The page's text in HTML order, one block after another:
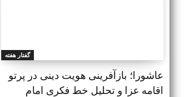
گفتار هفته
عاشورا؛ بازآفرینی هویت دینی در پرتو
اقامه عزا و تحلیل خط فکری امام